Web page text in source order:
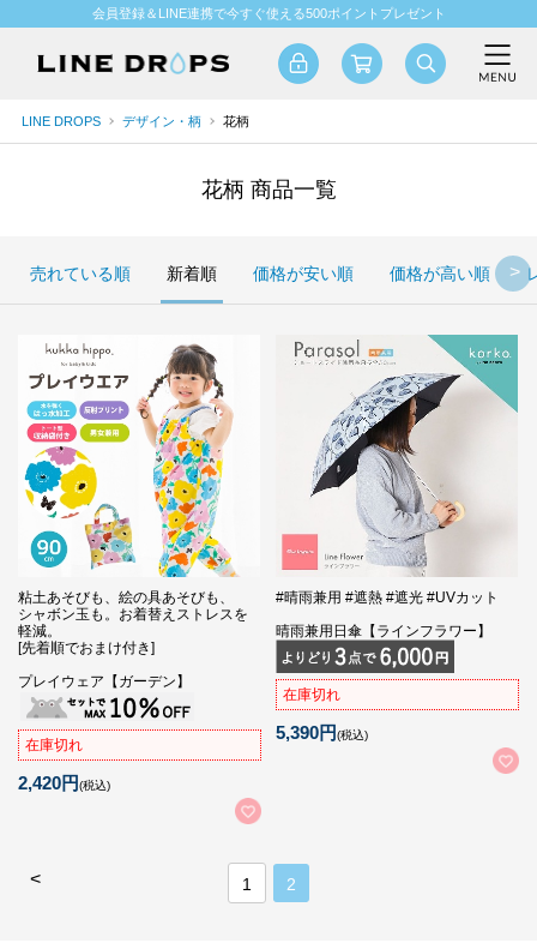
会員登録＆LINE連携で今すぐ使える500ポイントプレゼント
LINE DROPS デザイン・柄 花柄
花柄 商品一覧
売れている順 新着順 価格が安い順 価格が高い順
粘土あそびも、絵の具あそびも、
シャボン玉も。お着替えストレスを
軽減。
[先着順でおまけ付き]
プレイウェア【ガーデン】
在庫切れ
2,420円(税込)
#晴雨兼用 #遮熱 #遮光 #UVカット
晴雨兼用日傘【ラインフラワー】
在庫切れ
5,390円(税込)
< 1 2